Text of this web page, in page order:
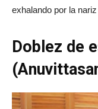
exhalando por la
Doblez de